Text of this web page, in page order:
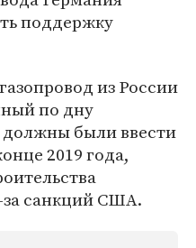
поддержку
из России
по дну
должны были ввести
2019 года,
санкций США.